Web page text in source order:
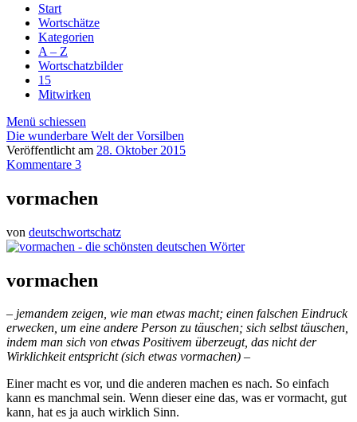
Start
Wortschätze
Kategorien
A – Z
Wortschatzbilder
15
Mitwirken
Menü schiessen
Die wunderbare Welt der Vorsilben
Veröffentlicht am 28. Oktober 2015
Kommentare 3
vormachen
von deutschwortschatz
vormachen
– jemandem zeigen, wie man etwas macht; einen falschen Eindruck
erwecken, um eine andere Person zu täuschen; sich selbst täuschen,
indem man sich von etwas Positivem überzeugt, das nicht der
Wirklichkeit entspricht (sich etwas vormachen) –
Einer macht es vor, und die anderen machen es nach. So einfach
kann es manchmal sein. Wenn dieser eine das, was er vormacht, gut
kann, hat es ja auch wirklich Sinn.